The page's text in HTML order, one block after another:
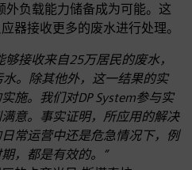
外负载能力储备成为可能。这
器接收更多的废水进行处理。
接收来自25万居民的废水，
。除其他外，这一结果的实
施。我们对DP System参与实
意。事实证明，所应用的解决
常运营中还是危急情况下，例
，都是有效的。”